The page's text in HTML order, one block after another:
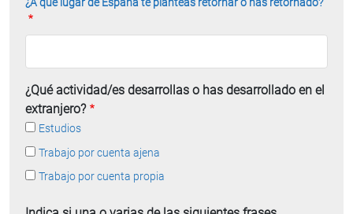
¿A qué lugar de España te planteas retornar o has retornado?
¿Qué actividad/es desarrollas o has desarrollado en el
extranjero?
Estudios
Trabajo por cuenta ajena
Trabajo por cuenta propia